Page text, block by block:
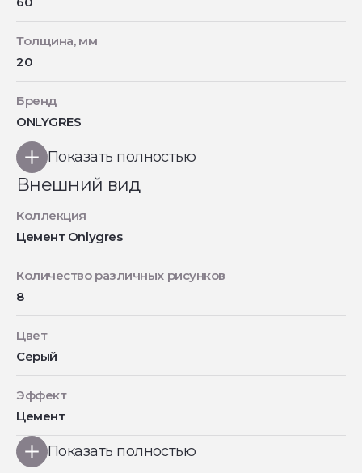
Толщина, мм
20
Бренд
ONLYGRES
Показать полностью
Внешний вид
Коллекция
Цемент Onlygres
Количество различных рисунков
8
Цвет
Серый
Эффект
Цемент
Показать полностью